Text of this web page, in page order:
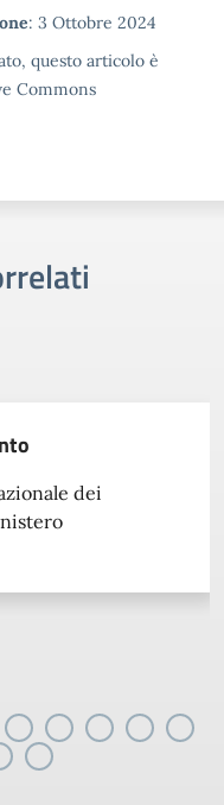
: 3 Ottobre 2024
questo articolo è
Commons
e online in
docente e ATA